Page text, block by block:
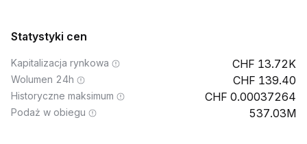
Statystyki cen
Kapitalizacja rynkowa 13.72K
Wolumen 24h 139.40
Historyczne maksimum 0.00037264
Podaż w obiegu 537.03M